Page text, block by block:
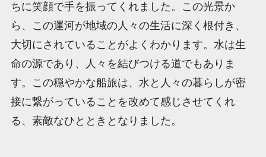
ちに笑顔で手を振ってくれました。この光景か
ら、この運河が地域の人々の生活に深く根付き、
大切にされていることがよくわかります。水は生
命の源であり、人々を結びつける道でもありま
す。この穏やかな船旅は、水と人々の暮らしが密
接に繋がっていることを改めて感じさせてくれ
る、素敵なひとときとなりました。